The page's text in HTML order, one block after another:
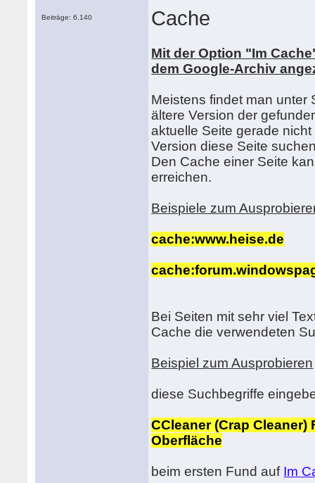
Beiträge: 6.140 Cache
Mit der Option "Im
dem Google-Archiv
Meistens findet man
ältere Version der
aktuelle Seite gerade
Version diese Seite
Den Cache einer Seite
erreichen.
Beispiele zum
cache:www.heise.de
Bei Seiten mit sehr viel
Cache die verwendeten
Beispiel zum Ausprobieren
diese Suchbegriffe
CCleaner (Crap
Oberfläche
beim ersten Fund auf Im